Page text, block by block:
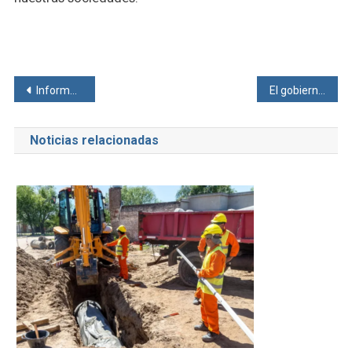
Navegación
de
entradas
Informe de la Bolsa de Comercio de Santa Fe al 3 de junio del 2025
Noticias relacionadas